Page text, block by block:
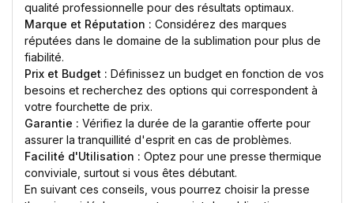
qualité professionnelle pour des résultats optimaux.
Marque et Réputation : Considérez des marques
réputées dans le domaine de la sublimation pour plus de
fiabilité.
Prix et Budget : Définissez un budget en fonction de vos
besoins et recherchez des options qui correspondent à
votre fourchette de prix.
Garantie : Vérifiez la durée de la garantie offerte pour
assurer la tranquillité d'esprit en cas de problèmes.
Facilité d'Utilisation : Optez pour une presse thermique
conviviale, surtout si vous êtes débutant.
En suivant ces conseils, vous pourrez choisir la presse